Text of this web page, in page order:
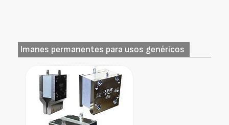
Imanes permanentes para usos genéricos